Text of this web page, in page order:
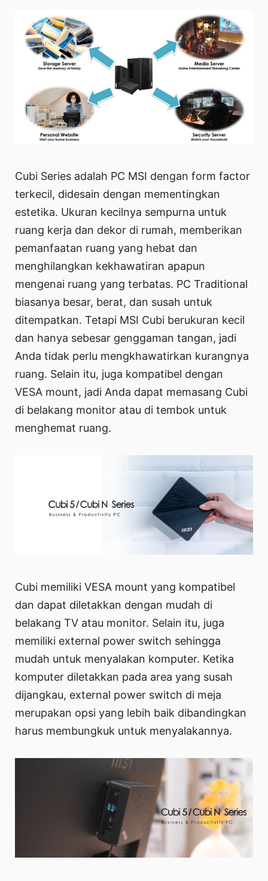
Cubi Series adalah PC MSI dengan form factor
terkecil, didesain dengan mementingkan
estetika. Ukuran kecilnya sempurna untuk
ruang kerja dan dekor di rumah, memberikan
pemanfaatan ruang yang hebat dan
menghilangkan kekhawatiran apapun
mengenai ruang yang terbatas. PC Traditional
biasanya besar, berat, dan susah untuk
ditempatkan. Tetapi MSI Cubi berukuran kecil
dan hanya sebesar genggaman tangan, jadi
Anda tidak perlu mengkhawatirkan kurangnya
ruang. Selain itu, juga kompatibel dengan
VESA mount, jadi Anda dapat memasang Cubi
di belakang monitor atau di tembok untuk
menghemat ruang.
Cubi memiliki VESA mount yang kompatibel
dan dapat diletakkan dengan mudah di
belakang TV atau monitor. Selain itu, juga
memiliki external power switch sehingga
mudah untuk menyalakan komputer. Ketika
komputer diletakkan pada area yang susah
dijangkau, external power switch di meja
merupakan opsi yang lebih baik dibandingkan
harus membungkuk untuk menyalakannya.